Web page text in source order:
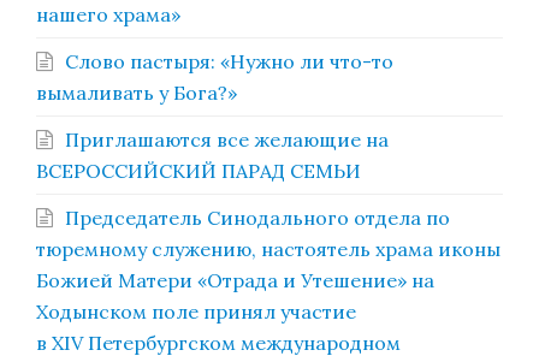
нашего храма»
Слово пастыря: «Нужно ли что-то
вымаливать у Бога?»
Приглашаются все желающие на
ВСЕРОССИЙСКИЙ ПАРАД СЕМЬИ
Председатель Синодального отдела по
тюремному служению, настоятель храма иконы
Божией Матери «Отрада и Утешение» на
Ходынском поле принял участие
в XIV Петербургском международном